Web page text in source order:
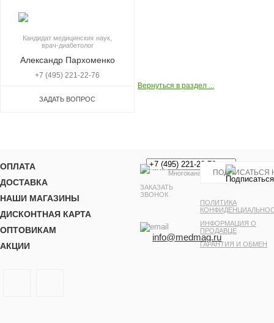
Кандидат медицинских наук,
врач-диабетолог
Александр Пархоменко
+7 (495) 221-22-76
ЗАДАТЬ ВОПРОС
Вернуться в раздел ...
ОПЛАТА
ДОСТАВКА
НАШИ МАГАЗИНЫ
ДИСКОНТНАЯ КАРТА
ОПТОВИКАМ
АКЦИИ
Многоканальный
ЗАКАЗАТЬ
ЗВОНОК
info@medmag.ru
ПОЛИТИКА
ИНФОРМАЦИЯ О
ПРОДАВЦЕ
ГАРАНТИЯ И ОБМЕН